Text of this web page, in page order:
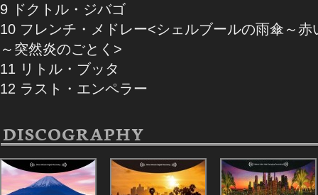
9 ドクトル・ジバゴ
10 フレンチ・メドレー<シェルブールの雨傘～
～突然炎のごとく>
11 リトル・ブッタ
12 ラスト・エンペラー
DISCOGRAPHY